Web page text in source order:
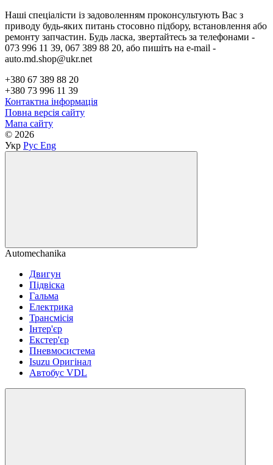
Наші спеціалісти із задоволенням проконсультують Вас з
приводу будь-яких питань стосовно підбору, встановлення або
ремонту запчастин. Будь ласка, звертайтесь за телефонами -
073 996 11 39, 067 389 88 20, або пишіть на e-mail -
auto.md.shop@ukr.net
+380 67 389 88 20
+380 73 996 11 39
Контактна інформація
Повна версія сайту
Мапа сайту
© 2026
Укр Рус Eng
Automechanika
Двигун
Підвіска
Гальма
Електрика
Трансмісія
Інтер'єр
Екстер'єр
Пневмосистема
Isuzu Оригінал
Автобус VDL